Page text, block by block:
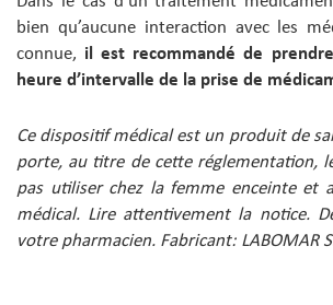
bien qu’aucune interaction avec les
connue, il est recommandé de
heure d’intervalle de la prise de
Ce dispositif médical est un produit de
porte, au titre de cette réglementation,
pas utiliser chez la femme enceinte et
médical. Lire attentivement la notice.
votre pharmacien. Fabricant: LABOMAR